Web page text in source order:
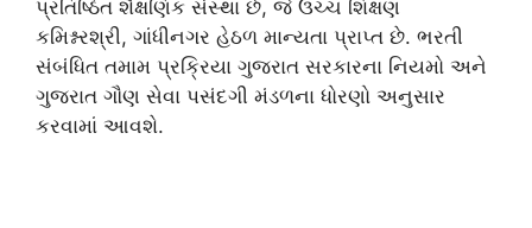
પ્રતિષ્ઠિત શૈક્ષણિક સંસ્થા છે, જે ઉચ્ચ શિક્ષણ
કમિશ્નરશ્રી, ગાંધીનગર હેઠળ માન્યતા પ્રાપ્ત છે. ભરતી
સંબંધિત તમામ પ્રક્રિયા ગુજરાત સરકારના નિયમો અને
ગુજરાત ગૌણ સેવા પસંદગી મંડળના ધોરણો અનુસાર
કરવામાં આવશે.